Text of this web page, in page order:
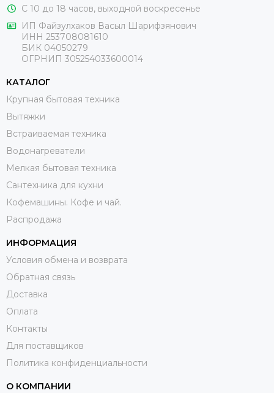
С 10 до 18 часов, выходной воскресенье
ИП Файзулхаков Васыл Шарифзянович
ИНН 253708081610
БИК 04050279
ОГРНИП 305254033600014
КАТАЛОГ
Крупная бытовая техника
Вытяжки
Встраиваемая техника
Водонагреватели
Мелкая бытовая техника
Сантехника для кухни
Кофемашины. Кофе и чай.
Распродажа
ИНФОРМАЦИЯ
Условия обмена и возврата
Обратная связь
Доставка
Оплата
Контакты
Для поставщиков
Политика конфиденциальности
О КОМПАНИИ